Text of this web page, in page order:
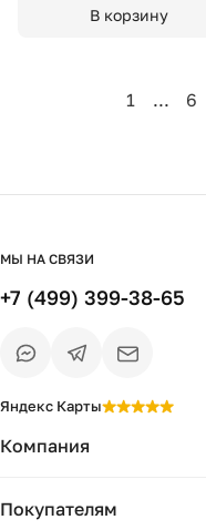
В корзину
1 ... 6
Компания
Проекты
Покупателям
МЫ НА СВЯЗИ
+7 (499) 399-38-65
Яндекс Карты